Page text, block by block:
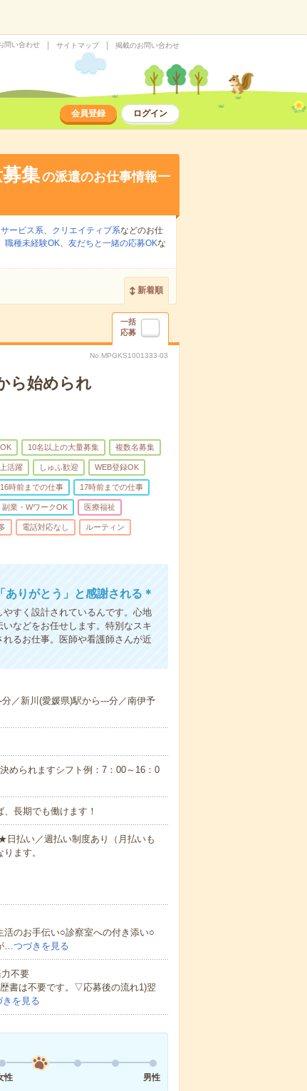
問い合わせ サイトマップ 掲載のお問い合わせ
会員登録 ログイン
集の派遣のお仕事情報一
ービス系、 クリエイティブ系などのお仕
職種未経験OK、 友だちと一緒の応募OKな
新着順
一括
応募
No.MPGKS1001333-03
ら始められ
10名以上の大量募集 複数名募集
活躍 しゅふ歓迎 WEB登録OK
16時前までの仕事 17時前までの仕事
副業・WワークOK 医療福祉
電話対応なし ルーティン
りがとう」と感謝される＊
すく設計されているんです。心地
などをお任せします。特別なスキ
るお仕事。医師や看護師さんが近
／新川(愛媛県)駅から---分／南伊予
められますシフト例：7：00～16：0
長期でも働けます！
払い／週払い制度あり（月払いも
ます。
のお手伝い○診察室への付き添い○
…つづきを見る
不要
は不要です。▽応募後の流れ1)翌
きを見る
性
男性